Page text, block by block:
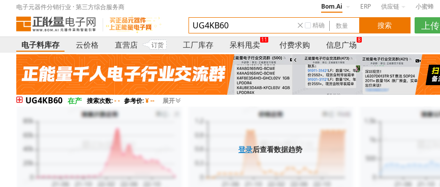
电子元器件分销行业 · 第三方综合服务商 Bom.Ai ERP 供应链 小蜜蜂
精确
电子料库存 云价格 直营店 订货 工厂库存 呆料甩卖
11
付费求购 信息广场
8
UG4KB60 在产 搜索次数:- - 参考价:¥ -- 展开
登录后查看数据趋势